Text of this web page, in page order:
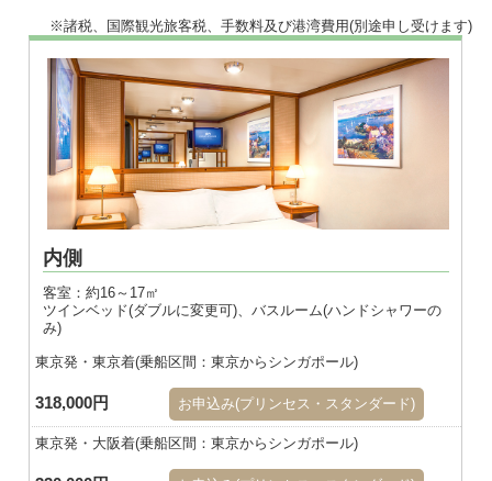
※諸税、国際観光旅客税、手数料及び港湾費用(別途申し受けます)
内側
客室：約16～17㎡
ツインベッド(ダブルに変更可)、バスルーム(ハンドシャワーの
み)
東京発・東京着(乗船区間：東京からシンガポール)
318,000円 お申込み(プリンセス・スタンダード)
東京発・大阪着(乗船区間：東京からシンガポール)